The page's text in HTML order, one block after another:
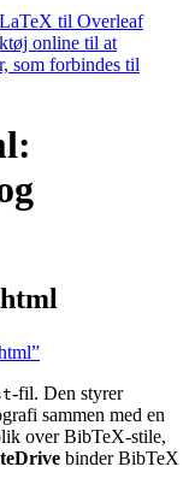
til Overleaf
online til at
som forbindes til
-fil. Den styrer
sammen med en
over BibTeX-stile,
binder BibTeX